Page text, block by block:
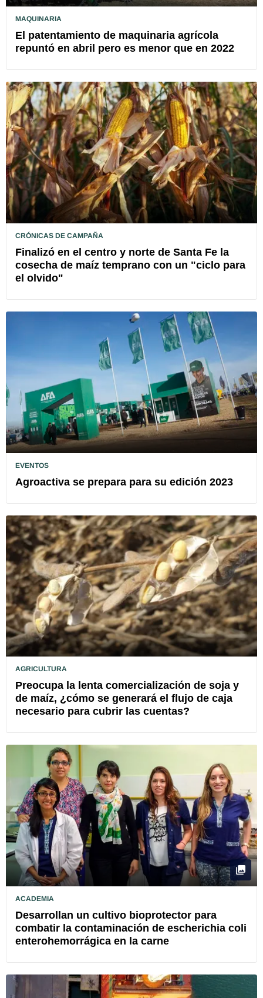
MAQUINARIA
El patentamiento de maquinaria agrícola
repuntó en abril pero es menor que en 2022
CRÓNICAS DE CAMPAÑA
Finalizó en el centro y norte de Santa Fe la
cosecha de maíz temprano con un "ciclo para
el olvido"
EVENTOS
Agroactiva se prepara para su edición 2023
AGRICULTURA
Preocupa la lenta comercialización de soja y
de maíz, ¿cómo se generará el flujo de caja
necesario para cubrir las cuentas?
ACADEMIA
Desarrollan un cultivo bioprotector para
combatir la contaminación de escherichia coli
enterohemorrágica en la carne